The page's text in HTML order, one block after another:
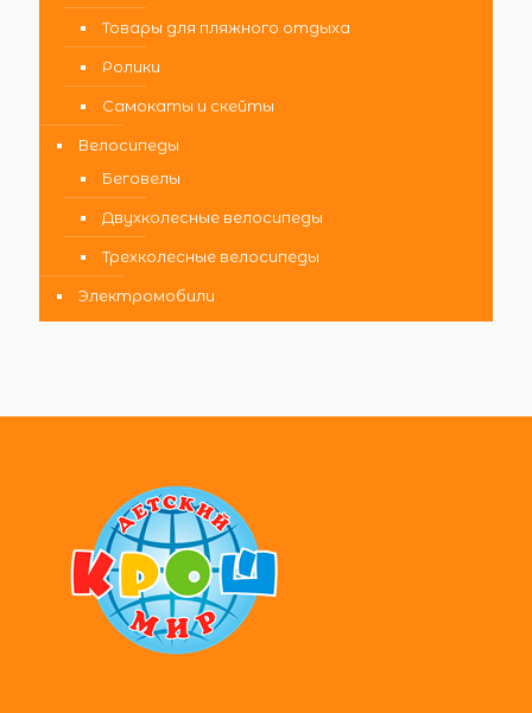
Товары для пляжного отдыха
Ролики
Самокаты и скейты
Велосипеды
Беговелы
Двухколесные велосипеды
Трехколесные велосипеды
Электромобили